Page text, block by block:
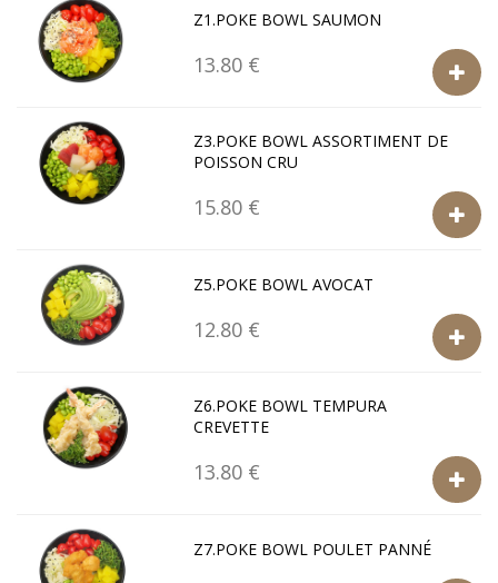
Z1.POKE BOWL SAUMON
13.80 €
Z3.POKE BOWL ASSORTIMENT DE
POISSON CRU
15.80 €
Z5.POKE BOWL AVOCAT
12.80 €
Z6.POKE BOWL TEMPURA
CREVETTE
13.80 €
Z7.POKE BOWL POULET PANNÉ